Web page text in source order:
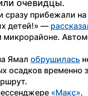
очевидцы.
сразу прибежали
детей!» —
микрорайоне.
Ямал обрушилась
осадков временно
«Макс».